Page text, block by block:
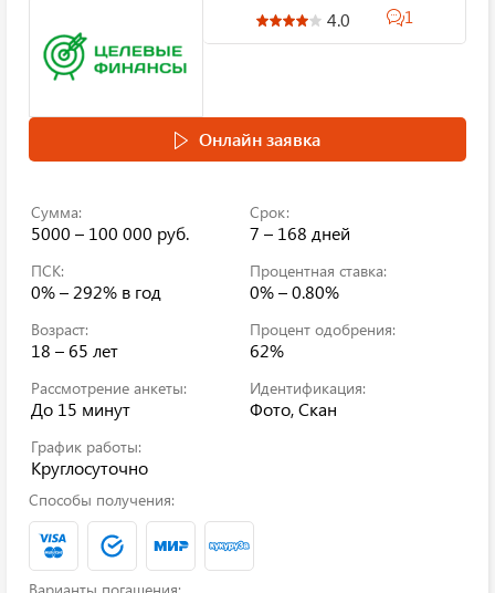
4.0 1
Онлайн заявка
Сумма:
5000 – 100 000 руб.
Срок:
7 – 168 дней
ПСК:
0% – 292% в год
Процентная ставка:
0% – 0.80%
Возраст:
18 – 65 лет
Процент одобрения:
62%
Рассмотрение анкеты:
До 15 минут
Идентификация:
Фото, Скан
График работы:
Круглосуточно
Способы получения: